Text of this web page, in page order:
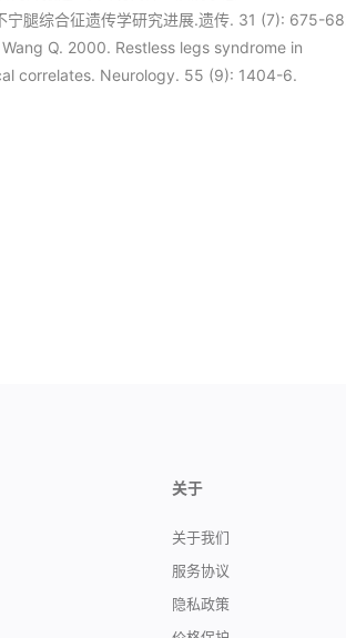
腿综合征遗传学研究进展.遗传. 31 (7): 675-
Q. 2000. Restless legs syndrome in
correlates. Neurology. 55 (9): 1404-6.
关于
关于我们
服务协议
隐私政策